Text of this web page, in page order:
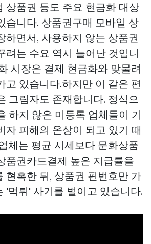
상품권 등도 주요 현금화 대상
습니다. 상품권구매 모바일 상
하면서, 사용하지 않는 상품권
려는 수요 역시 늘어난 것입니
시장은 결제 현금화와 맞물려
고 있습니다.하지만 이 같은 편
그림자도 존재합니다. 정식으
하지 않은 미등록 업체들이 기
자 피해의 온상이 되고 있기 때
체는 평균 시세보다 문화상품
품권카드결제 높은 지급률을
현혹한 뒤, 상품권 핀번호만 가
'먹튀' 사기를 벌이고 있습니다.